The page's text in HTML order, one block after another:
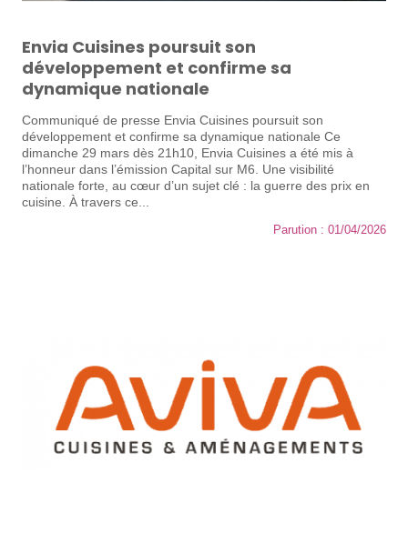
Envia Cuisines poursuit son
développement et confirme sa
dynamique nationale
Communiqué de presse Envia Cuisines poursuit son
développement et confirme sa dynamique nationale Ce
dimanche 29 mars dès 21h10, Envia Cuisines a été mis à
l’honneur dans l’émission Capital sur M6. Une visibilité
nationale forte, au cœur d’un sujet clé : la guerre des prix en
cuisine. À travers ce...
Parution : 01/04/2026